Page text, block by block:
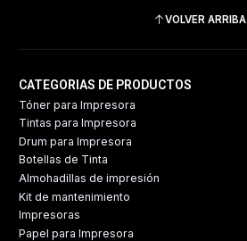
VOLVER ARRIBA
CATEGORIAS DE PRODUCTOS
Tóner para Impresora
Tintas para Impresora
Drum para Impresora
Botellas de Tinta
Almohadillas de impresión
Kit de mantenimiento
Impresoras
Papel para Impresora